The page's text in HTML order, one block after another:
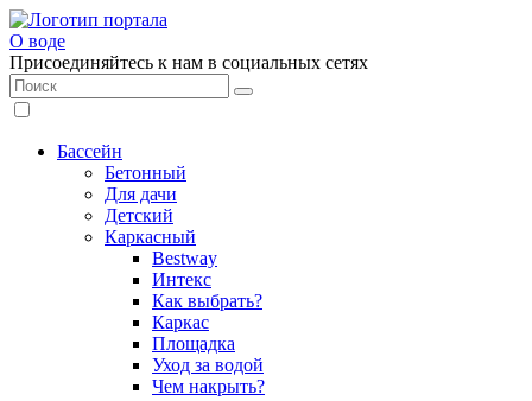
О воде
Присоединяйтесь к нам в социальных сетях
Бассейн
Бетонный
Для дачи
Детский
Каркасный
Bestway
Интекс
Как выбрать?
Каркас
Площадка
Уход за водой
Чем накрыть?